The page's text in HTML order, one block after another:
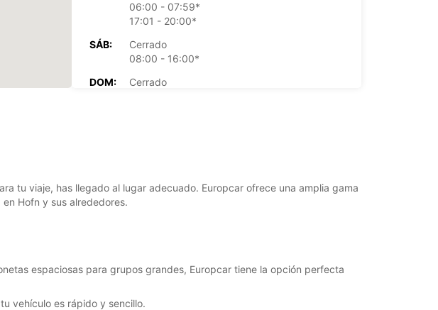
06:00 - 07:59*
17:01 - 20:00*
SÁB:
Cerrado
08:00 - 16:00*
DOM:
Cerrado
tu viaje, has llegado al lugar adecuado. Europcar ofrece una amplia gama
Hofn y sus alrededores.
espaciosas para grupos grandes, Europcar tiene la opción perfecta
vehículo es rápido y sencillo.